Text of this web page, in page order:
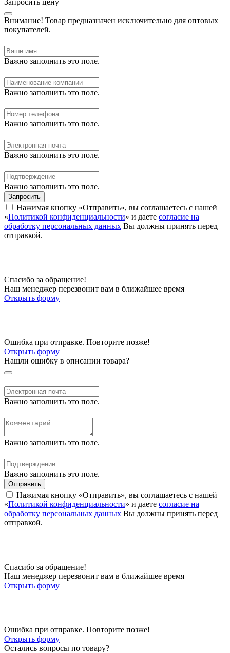
Внимание! Товар предназначен исключительно для оптовых
покупателей.
Важно заполнить это поле.
Важно заполнить это поле.
Важно заполнить это поле.
Важно заполнить это поле.
Важно заполнить это поле.
Запросить
Нажимая кнопку «Отправить», вы соглашаетесь с нашей
«Политикой конфиденциальности» и даете согласие на
обработку персональных данных Вы должны принять перед
отправкой.
Спасибо за обращение!
Наш менеджер перезвонит вам в ближайшее время
Открыть форму
Ошибка при отправке. Повторите позже!
Открыть форму
Нашли ошибку в описании товара?
Важно заполнить это поле.
Важно заполнить это поле.
Важно заполнить это поле.
Отправить
Нажимая кнопку «Отправить», вы соглашаетесь с нашей
«Политикой конфиденциальности» и даете согласие на
обработку персональных данных Вы должны принять перед
отправкой.
Спасибо за обращение!
Наш менеджер перезвонит вам в ближайшее время
Открыть форму
Ошибка при отправке. Повторите позже!
Открыть форму
Остались вопросы по товару?